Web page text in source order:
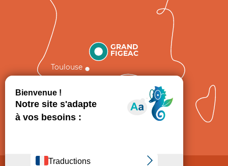
GRAND
FIGEAC
Toulouse